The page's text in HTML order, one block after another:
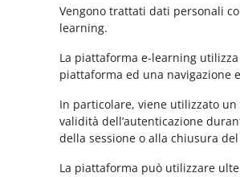
Vengono trattati dati personali
learning.
La piattaforma e-learning
piattaforma ed una navigazione
In particolare, viene utilizzato
validità dell’autenticazione
della sessione o alla chiusura
La piattaforma può utilizzare